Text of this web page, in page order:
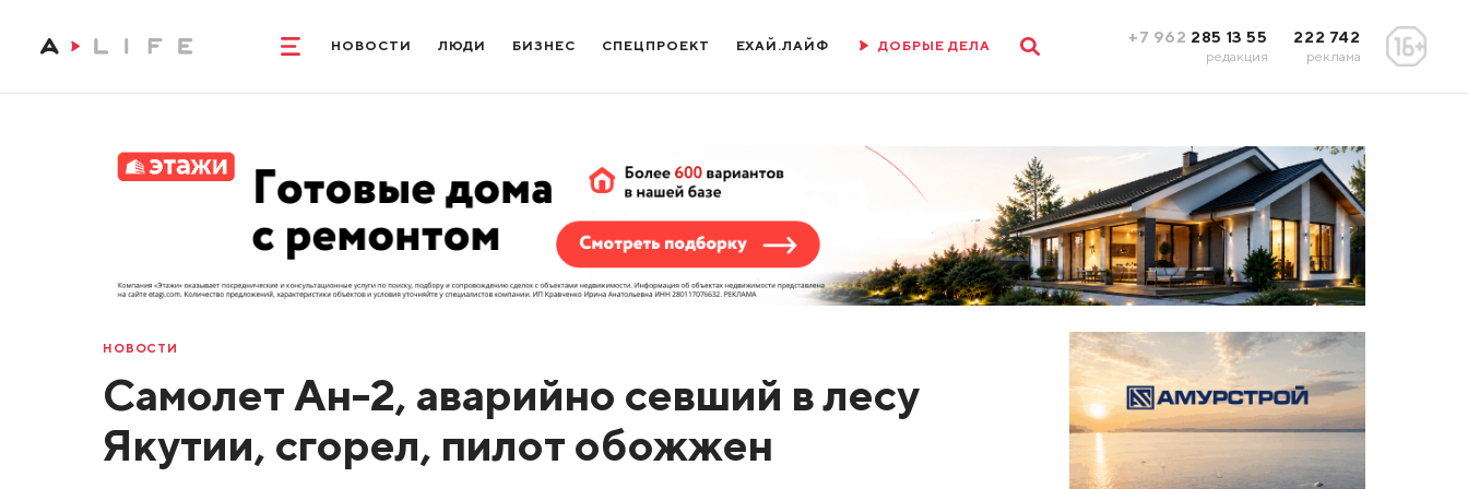
НОВОСТИ ЛЮДИ БИЗНЕС СПЕЦПРОЕКТ ЕХАЙ.ЛАЙФ ДОБРЫЕ ДЕЛА +7 962 285 13 55
редакция
222 742
реклама
НОВОСТИ
Самолет Ан-2, аварийно севший в лесу
Якутии, сгорел, пилот обожжен